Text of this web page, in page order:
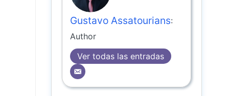
Gustavo Assatourians:
Author
Ver todas las entradas